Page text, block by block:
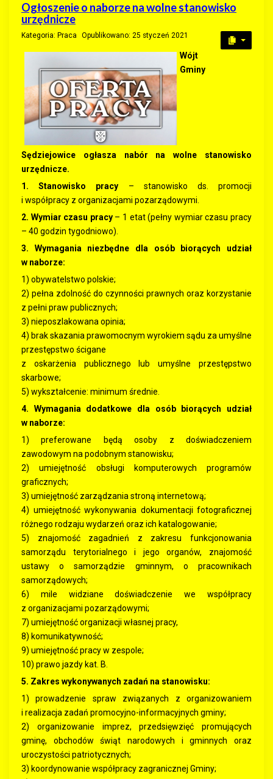
Ogłoszenie o naborze na wolne stanowisko
urzędnicze
Kategoria: Praca Opublikowano: 25 styczeń 2021
Wójt
Gminy
Sędziejowice ogłasza nabór na wolne stanowisko
urzędnicze.
1. Stanowisko pracy – stanowisko ds. promocji
i współpracy z organizacjami pozarządowymi.
2. Wymiar czasu pracy– 1 etat (pełny wymiar czasu pracy
– 40 godzin tygodniowo).
3. Wymagania niezbędne dla osób biorących udział
w naborze:
1) obywatelstwo polskie;
2) pełna zdolność do czynności prawnych oraz korzystanie
z pełni praw publicznych;
3) nieposzlakowana opinia;
4) brak skazania prawomocnym wyrokiem sądu za umyślne
przestępstwo ścigane
z oskarżenia publicznego lub umyślne przestępstwo
skarbowe;
5) wykształcenie: minimum średnie.
4. Wymagania dodatkowe dla osób biorących udział
w naborze:
1) preferowane będą osoby z doświadczeniem
zawodowym na podobnym stanowisku;
2) umiejętność obsługi komputerowych programów
graficznych;
3) umiejętność zarządzania stroną internetową;
4) umiejętność wykonywania dokumentacji fotograficznej
różnego rodzaju wydarzeń oraz ich katalogowanie;
5) znajomość zagadnień z zakresu funkcjonowania
samorządu terytorialnego i jego organów, znajomość
ustawy o samorządzie gminnym, o pracownikach
samorządowych;
6) mile widziane doświadczenie we współpracy
z organizacjami pozarządowymi;
7) umiejętność organizacji własnej pracy,
8) komunikatywność;
9) umiejętność pracy w zespole;
10) prawo jazdy kat. B.
5. Zakres wykonywanych zadań na stanowisku:
1) prowadzenie spraw związanych z organizowaniem
i realizacja zadań promocyjno-informacyjnych gminy;
2) organizowanie imprez, przedsięwzięć promujących
gminę, obchodów świąt narodowych i gminnych oraz
uroczystości patriotycznych;
3) koordynowanie współpracy zagranicznej Gminy;